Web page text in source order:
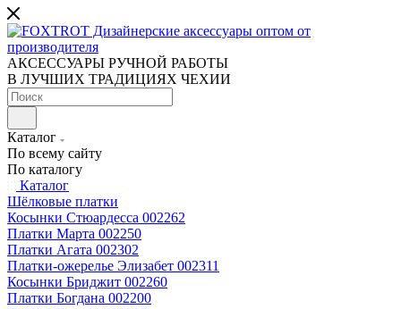
АКСЕССУАРЫ РУЧНОЙ РАБОТЫ
В ЛУЧШИХ ТРАДИЦИЯХ ЧЕХИИ
Каталог
По всему сайту
По каталогу
Каталог
Шёлковые платки
Косынки Стюардесса 002262
Платки Марта 002250
Платки Агата 002302
Платки-ожерелье Элизабет 002311
Косынки Бриджит 002260
Платки Богдана 002200